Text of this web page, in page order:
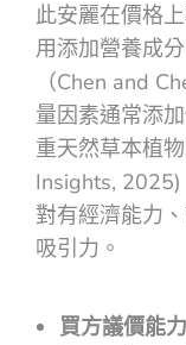
此安麗在價格
用添加營養成
（Chen and
量因素通常添
重天然草本植
Insights, 2025)
對有經濟能力
吸引力。
買方議價能力